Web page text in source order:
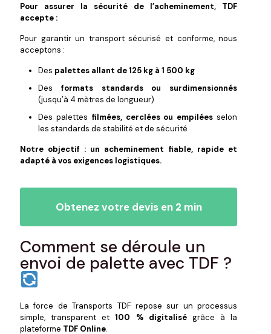
Pour assurer la sécurité de l’acheminement, TDF
accepte :
Pour garantir un transport sécurisé et conforme, nous
acceptons :
Des palettes allant de 125 kg à 1 500 kg
Des formats standards ou surdimensionnés
(jusqu’à 4 mètres de longueur)
Des palettes filmées, cerclées ou empilées selon
les standards de stabilité et de sécurité
Notre objectif : un acheminement fiable, rapide et
adapté à vos exigences logistiques.
Obtenez votre devis en 2 min
Comment se déroule un
envoi de palette avec TDF ?
La force de Transports TDF repose sur un processus
simple, transparent et100 % digitalisé grâce à la
plateforme TDF Online.